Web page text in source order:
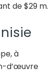
de $29 m.
à
d’œuvre